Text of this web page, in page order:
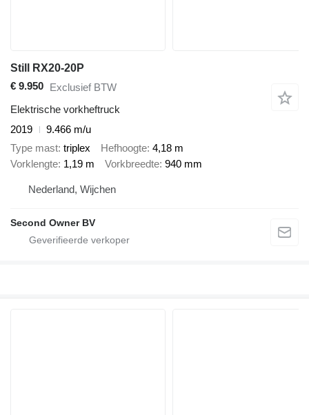
Still RX20-20P
€ 9.950 Exclusief BTW
Elektrische vorkheftruck
2019
9.466 m/u
Type mast triplex Hefhoogte 4,18 m
Vorklengte 1,19 m Vorkbreedte 940 mm
Nederland, Wijchen
Second Owner BV